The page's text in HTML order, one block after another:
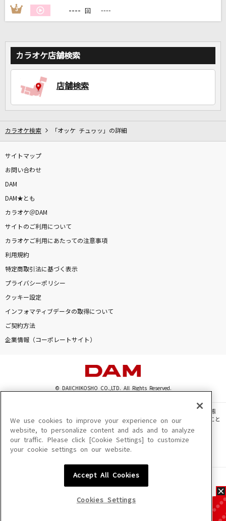
カラオケをもっと楽しもう！
3 ---- 回 ----
カラオケ店舗検索
店舗検索
カラオケ検索 「オッケ チュヮッ」の詳細
サイトマップ
お問い合わせ
DAM
DAM★とも
カラオケ＠DAM
サイトのご利用について
カラオケご利用にあたっての注意事項
利用規約
特定商取引法に基づく表示
プライバシーポリシー
クッキー設定
インフォマティブデータの取得について
ご契約方法
企業情報（コーポレートサイト）
© DAIICHIKOSHO CO.,LTD. All Rights Reserved.
このサイトに掲載されている一切の文章・画像・写真・動画・音声等を、手段や形態
を問わず、著作権法の定める範囲を超えて無断で複製、転載、ファイル化などすること
を禁じます。
楽曲及びコンテンツは、機種によりご利用いただけない場合があります。
楽曲及びコンテンツの配信日、配信内容が変更になる場合があります。
We use cookies to improve your experience on our
website, to personalize content and ads and to analyze
our traffic. Please click [Cookie Settings] to customize
your cookie settings on our website.
Accept All Cookies
Cookies Settings